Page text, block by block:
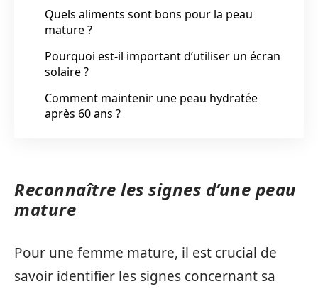
Quels aliments sont bons pour la peau
mature ?
Pourquoi est-il important d’utiliser un écran
solaire ?
Comment maintenir une peau hydratée
après 60 ans ?
Reconnaître les signes d’une peau
mature
Pour une femme mature, il est crucial de
savoir identifier les signes concernant sa